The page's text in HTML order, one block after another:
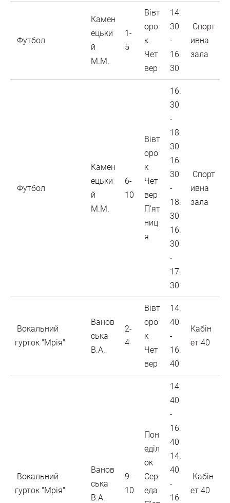
Футбол
Камен
ецьки
й
М.М.
1-
5
Вівт
оро
к
Чет
вер
14.
30
-
16.
30
Спорт
ивна
зала
Футбол
Камен
ецьки
й
М.М.
6-
10
Вівт
оро
к
Чет
вер
П'ят
ниц
я
16.
30
-
18.
30
16.
30
-
18.
30
16.
30
-
17.
30
Спорт
ивна
зала
Вокальний
гурток "Мрія"
Ванов
ська
В.А.
2-
4
Вівт
оро
к
Чет
вер
14.
40
-
16.
40
Кабін
ет 40
Вокальний
гурток "Мрія"
Ванов
ська
В.А.
9-
10
Пон
еділ
ок
Сер
еда
14.
40
-
16.
40
14.
40
-
16.
Кабін
ет 40